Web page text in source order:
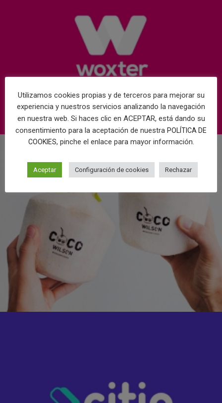
Utilizamos cookies propias y de terceros para mejorar su
experiencia y nuestros servicios analizando la navegación
en nuestra web. Si haces clic en ACEPTAR, está dando su
consentimiento para la aceptación de nuestra POLÍTICA DE
COOKIES, pinche el enlace para mayor información.
Aceptar Configuración de cookies Rechazar